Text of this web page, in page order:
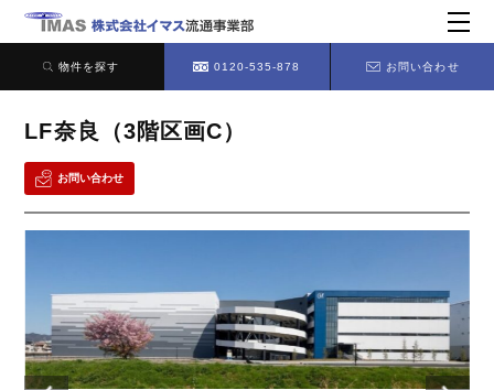
物件を探す 0120-535-878 お問い合わせ
LF奈良（3階区画C）
お問い合わせ